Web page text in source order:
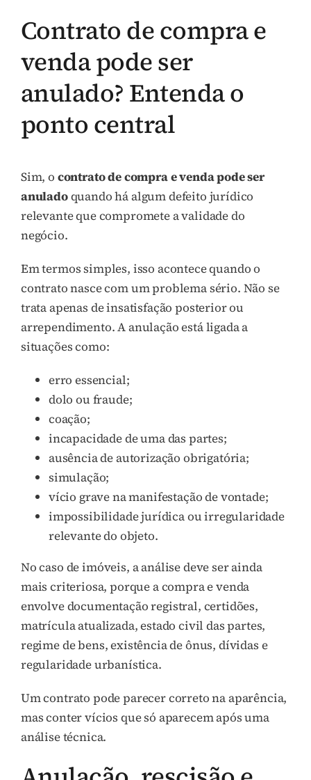
Contrato de compra e
venda pode ser
anulado? Entenda o
ponto central
Sim, o contrato de compra e venda pode ser
anuladoquando há algum defeito jurídico
relevante que compromete a validade do
negócio.
Em termos simples, isso acontece quando o
contrato nasce com um problema sério. Não se
trata apenas de insatisfação posterior ou
arrependimento. A anulação está ligada a
situações como:
erro essencial;
dolo ou fraude;
coação;
incapacidade de uma das partes;
ausência de autorização obrigatória;
simulação;
vício grave na manifestação de vontade;
impossibilidade jurídica ou irregularidade
relevante do objeto.
No caso de imóveis, a análise deve ser ainda
mais criteriosa, porque a compra e venda
envolve documentação registral, certidões,
matrícula atualizada, estado civil das partes,
regime de bens, existência de ônus, dívidas e
regularidade urbanística.
Um contrato pode parecer correto na aparência,
mas conter vícios que só aparecem após uma
análise técnica.